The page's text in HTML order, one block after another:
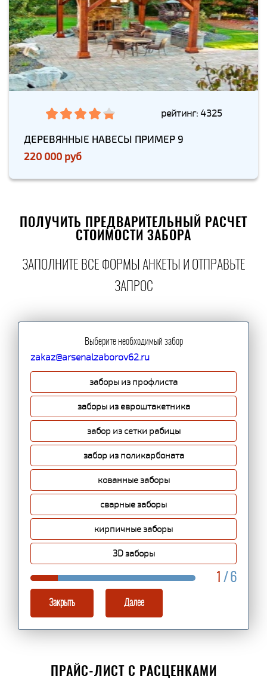
рейтинг: 4325
ДЕРЕВЯННЫЕ НАВЕСЫ ПРИМЕР 9
220 000 руб
ПОЛУЧИТЬ ПРЕДВАРИТЕЛЬНЫЙ РАСЧЕТ
СТОИМОСТИ ЗАБОРА
ЗАПОЛНИТЕ ВСЕ ФОРМЫ АНКЕТЫ И ОТПРАВЬТЕ
ЗАПРОС
Выберите необходимый забор
zakaz@arsenalzaborov62.ru
заборы из профлиста
заборы из евроштакетника
забор из сетки рабицы
забор из поликарбоната
кованные заборы
сварные заборы
кирпичные заборы
3D заборы
1 / 6
Закрыть Далее
ПРАЙС-ЛИСТ С РАСЦЕНКАМИ